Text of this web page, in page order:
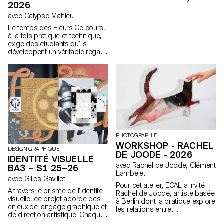
2026
avec Calypso Mahieu
Le temps des Fleurs Ce cours,
à la fois pratique et technique,
exige des étudiants qu’ils
développent un véritable regard
de photographe. Son objectif
est de les initier ou de les
perfectionner à différents
genres photographiques tels
que la nature morte, le portrait,
l’architecture, mais aussi le
documentaire et la mise en
scène. Ces disciplines
demandent une attention
particulière et une grande
rigueur dans le choix des
modèles, des lieux et des
objets. La maîtrise de la
composition, du cadrage et de
la gestion de la lumière, qu’elle
soit naturelle ou artificielle, est
essentielle pour réussir chaque
prise de vue. Tout au long du
cours, les élèves sont amenés
à affiner leur sens de
l’observation et leur capacité à
DESIGN GRAPHIQUE
IDENTITÉ VISUELLE
BA3 – S1 25–26
avec Gilles Gavillet
A travers le prisme de l’identité
visuelle, ce projet aborde des
enjeux de langage graphique et
de direction artistique. Chaque
PHOTOGRAPHIE
WORKSHOP - RACHEL
DE JOODE - 2026
avec Rachel de Joode, Clément
Lambelet
Pour cet atelier, ECAL a invité
Rachel de Joode, artiste basée
à Berlin dont la pratique explore
les relations entre